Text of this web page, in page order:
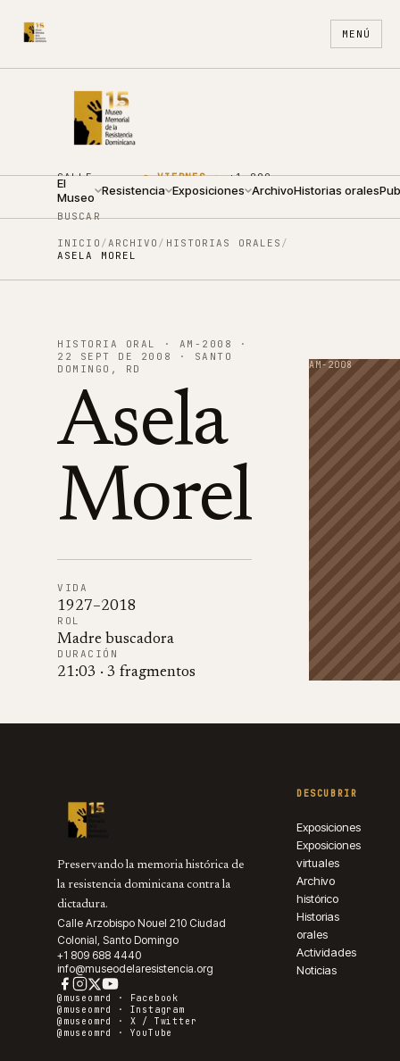
MENÚ
CALLE
ARZOBISPO
NOUEL 210
●VIERNES ·
09:00 —
+1 809
688
ES EN
El
Museo Resistencia Exposiciones ArchivoHistorias orales
BUSCAR
INICIO /ARCHIVO / HISTORIAS ORALES /
ASELA MOREL
HISTORIA ORAL · AM-2008
·
22 SEPT DE 2008 · SANTO
DOMINGO, RD
Asela
Morel
VIDA
1927–2018
ROL
Madre buscadora
DURACIÓN
21:03 · 3 fragmentos
AM-2008
Preservando la memoria histórica de
la resistencia dominicana contra la
dictadura.
Calle Arzobispo Nouel 210 Ciudad
Colonial, Santo Domingo
+1 809 688 4440
info@museodelaresistencia.org
@museomrd ·
Facebook
@museomrd · Instagram
@museomrd · X / Twitter
@museomrd · YouTube
DESCUBRIR
Exposiciones
Exposiciones
virtuales
Archivo
histórico
Historias
orales
Actividades
Noticias